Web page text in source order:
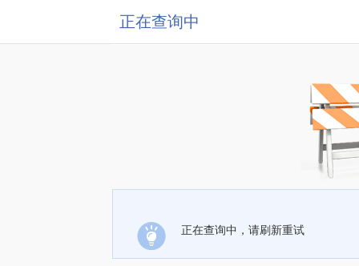
正在查询中
正在查询中，请刷新重试